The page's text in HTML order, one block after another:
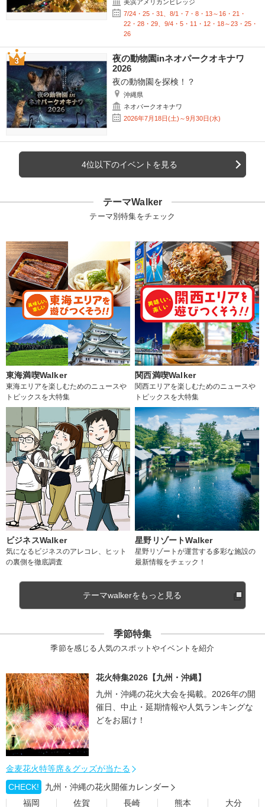
美浜アメリカンビレッジ
7/24・25・31、8/1・7・8・13～16・21・
22・28・29、9/4・5・11・12・18～23・25・
26
夜の動物園inネオパークオキナワ
2026
夜の動物園を探検！？
沖縄県
ネオパークオキナワ
2026年7月18日(土)～9月30日(水)
4位以下のイベントを見る
テーマWalker
テーマ別特集をチェック
東海満喫Walker
東海エリアを楽しむためのニュースや
トピックスを大特集
関西満喫Walker
関西エリアを楽しむためのニュースや
トピックスを大特集
ビジネスWalker
気になるビジネスのアレコレ、ヒット
の裏側を徹底調査
星野リゾートWalker
星野リゾートが運営する多彩な施設の
最新情報をチェック！
テーマwalkerをもっと見る
季節特集
季節を感じる人気のスポットやイベントを紹介
花火特集2026【九州・沖縄】
九州・沖縄の花火大会を掲載。2026年の開
催日、中止・延期情報や人気ランキングな
どをお届け！
金麦花火特等席＆グッズが当たる
CHECK!
九州・沖縄の花火開催カレンダー
福岡
佐賀 長崎 熊本
大分